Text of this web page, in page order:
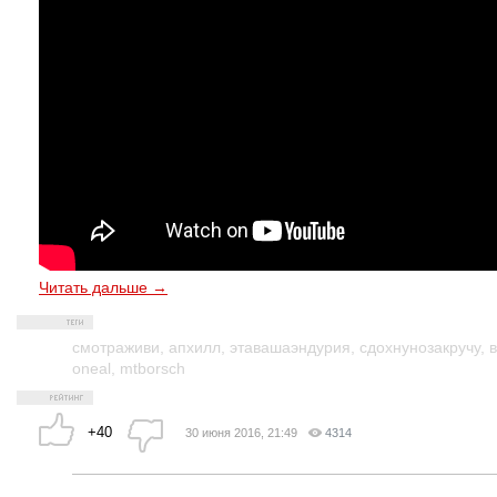
Читать дальше →
смотраживи, апхилл, этавашаэндурия, сдохнунозакручу,
oneal, mtborsch
+40 30 июня 2016, 21:49 4314